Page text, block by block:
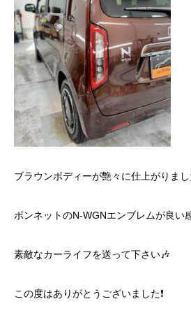
ブラウンボディーが艶々に仕上がりまし
ボンネットのN-WGNエンブレムが良い
素敵なカーライフを送って下さい🎶
この度はありがとうございました❗️